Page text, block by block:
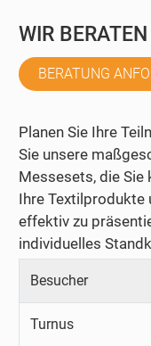
WIR
BERATUNG
Planen Sie Ihre
Sie unsere
Messesets, die Sie
Ihre Textilprodukte
effektiv zu
individuelles
Besucher
Turnus